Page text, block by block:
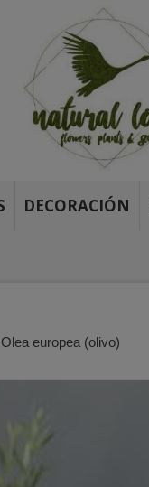
DECORACIÓN
Olea europea (olivo)